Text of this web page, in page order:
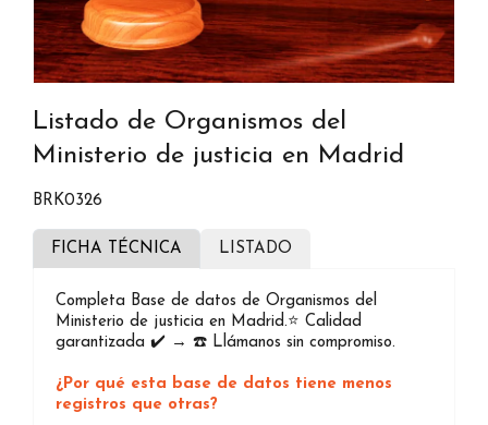
Listado de Organismos del
Ministerio de justicia en Madrid
BRK0326
FICHA TÉCNICA LISTADO
Completa Base de datos de Organismos del
Ministerio de justicia en Madrid.⭐️ Calidad
garantizada ✔️ → ☎️ Llámanos sin compromiso.
¿Por qué esta base de datos tiene menos
registros que otras?